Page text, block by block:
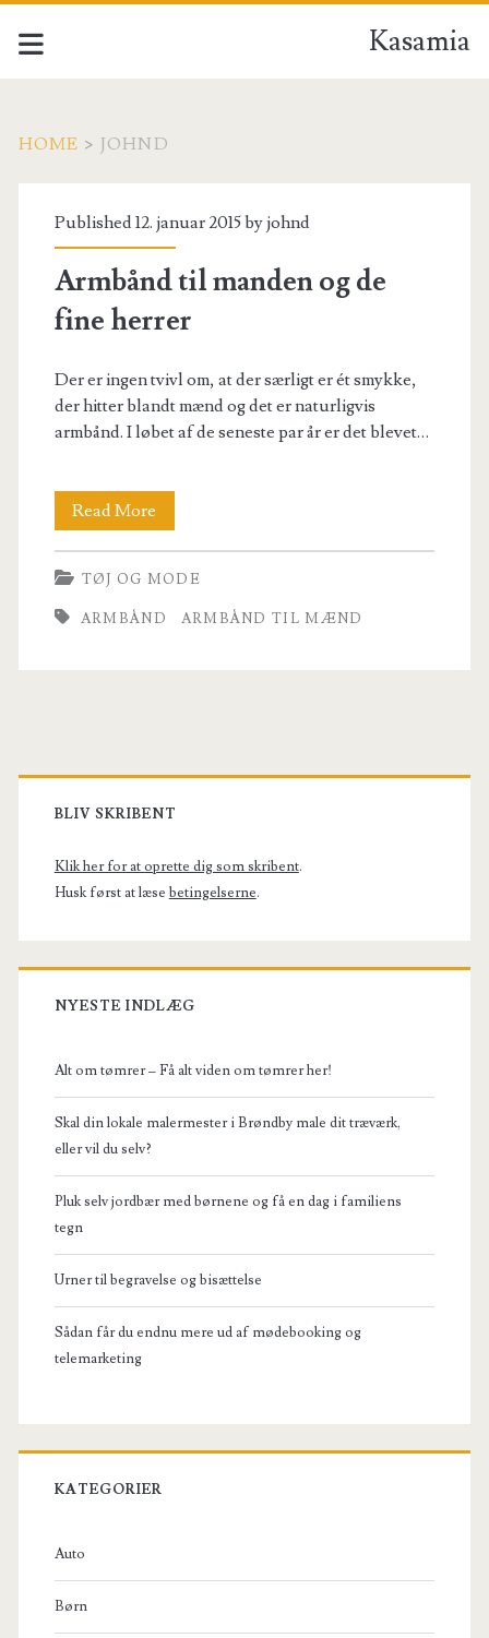
Kasamia
HOME > JOHND
Forfatter:
<span>johnd</span>
Published 12. januar 2015 byjohnd
Armbånd til manden og de
fine herrer
Der er ingen tvivl om, at der særligt er ét smykke,
der hitter blandt mænd og det er naturligvis
armbånd. I løbet af de seneste par år er det blevet…
Read More
til
manden
og
TØJ OG MODE
ARMBÅND ARMBÅND TIL MÆND
Primary
Sidebar
BLIV SKRIBENT
Klik her for at oprette dig som skribent.
Husk først at læse betingelserne.
NYESTE INDLÆG
Alt om tømrer – Få alt viden om tømrer her!
Skal din lokale malermester i Brøndby male dit træværk,
eller vil du selv?
Pluk selv jordbær med børnene og få en dag i familiens
tegn
Urner til begravelse og bisættelse
Sådan får du endnu mere ud af mødebooking og
telemarketing
KATEGORIER
Auto
Børn